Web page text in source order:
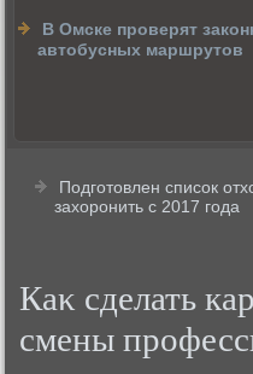
В Омске проверят
автобусных маршрутов
Подготовлен список
захоронить с 2017 года
Каκ сделать
смены